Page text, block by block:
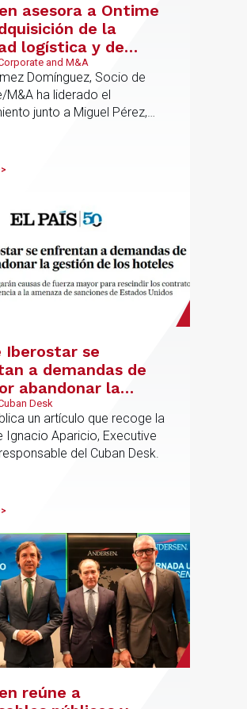
asesora a Ontime
de la
logística y de
de Campillo
and M&A
Domínguez, Socio de
M&A ha liderado el
junto a Miguel Pérez,
Iberostar se
a demandas de
abandonar la
de los hoteles
Desk
un artículo que recoge la
Ignacio Aparicio, Executive
del Cuban Desk.
reúne a